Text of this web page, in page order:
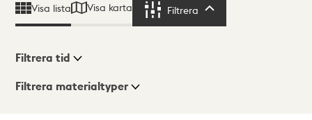
Visa lista Visa karta Filtrera
Visningsläge
Filtrera tid
Filtrera materialtyper